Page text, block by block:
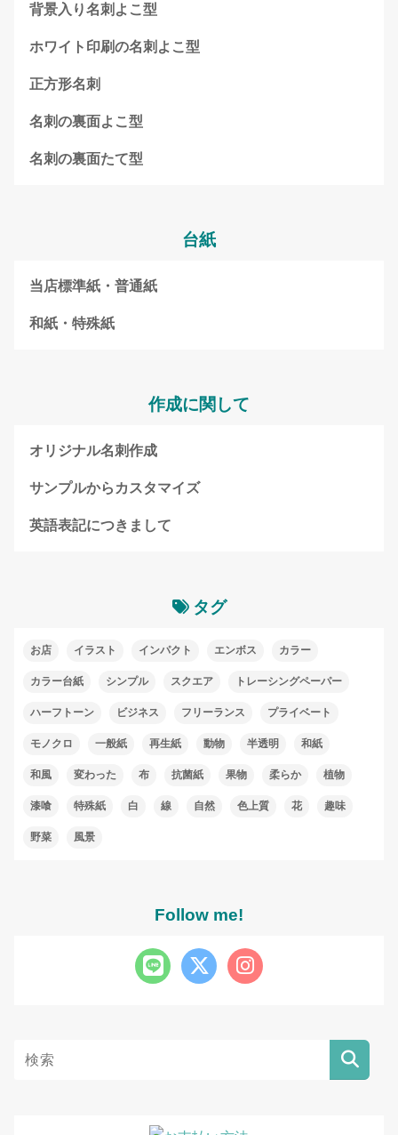
背景入り名刺よこ型
ホワイト印刷の名刺よこ型
正方形名刺
名刺の裏面よこ型
名刺の裏面たて型
台紙
当店標準紙・普通紙
和紙・特殊紙
作成に関して
オリジナル名刺作成
サンプルからカスタマイズ
英語表記につきまして
タグ
お店 イラスト インパクト エンボス カラー
カラー台紙 シンプル スクエア トレーシングペーパー
ハーフトーン ビジネス フリーランス プライベート
モノクロ 一般紙 再生紙 動物 半透明 和紙
和風 変わった 布 抗菌紙 果物 柔らか 植物
漆喰 特殊紙 白 線 自然 色上質 花 趣味
野菜 風景
Follow me!